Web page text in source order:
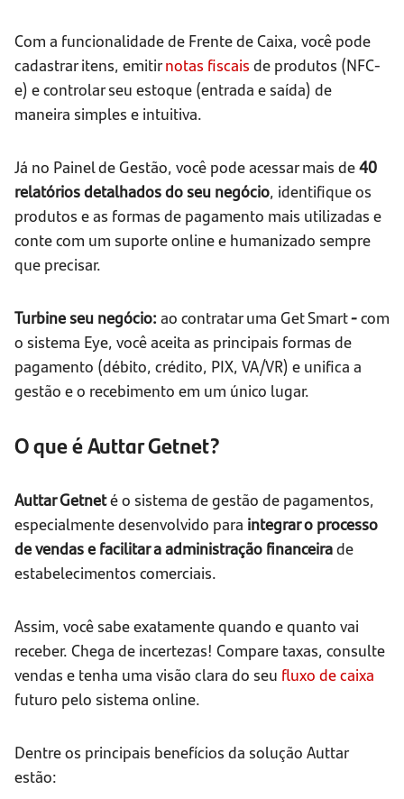
Com a funcionalidade de Frente de Caixa, você pode
cadastrar itens, emitirnotas fiscais de produtos (NFC-
e) e controlar seu estoque (entrada e saída) de
maneira simples e intuitiva.
Já no Painel de Gestão, você pode acessar mais de40
relatórios detalhados do seu negócio, identifique os
produtos e as formas de pagamento mais utilizadas e
conte com um suporte online e humanizado sempre
que precisar.
Turbine seu negócio: ao contratar uma Get Smart-com
o sistema Eye, você aceita as principais formas de
pagamento (débito, crédito, PIX, VA/VR) e unifica a
gestão e o recebimento em um único lugar.
O que é Auttar Getnet?
Auttar Getneté o sistema de gestão de pagamentos,
especialmente desenvolvido para integrar o processo
de vendas e facilitar a administração financeirade
estabelecimentos comerciais.
Assim, você sabe exatamente quando e quanto vai
receber. Chega de incertezas! Compare taxas, consulte
vendas e tenha uma visão clara do seu fluxo de caixa
futuro pelo sistema online.
Dentre os principais benefícios da solução Auttar
estão: